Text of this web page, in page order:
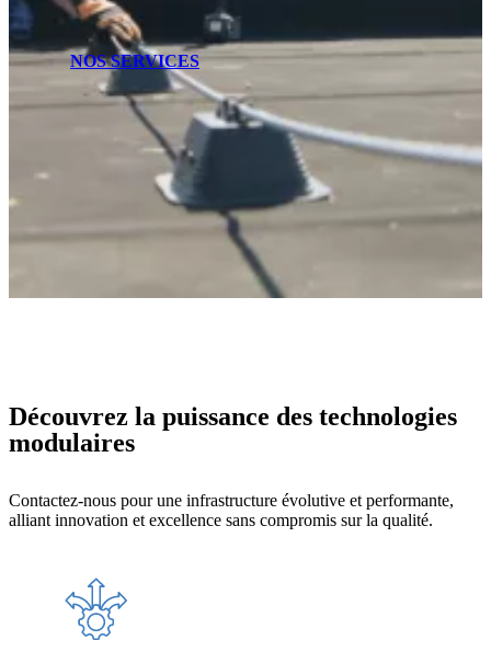
NOS SERVICES
Découvrez la puissance des technologies
modulaires
Contactez-nous pour une infrastructure évolutive et performante,
alliant innovation et excellence sans compromis sur la qualité.